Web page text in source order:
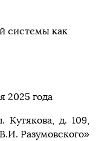
системы как
2025 года
Кутякова, д. 109,
Разумовского»